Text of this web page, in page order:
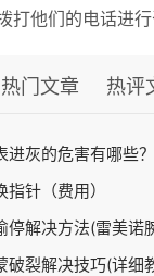
打他们的电话进行
热门文章 热评
进灰的危害有哪些？
针（费用）
解决方法(雷美诺腕
破裂解决技巧(详细